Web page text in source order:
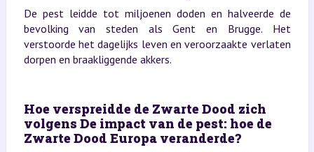
De pest leidde tot miljoenen doden en halveerde de
bevolking van steden als Gent en Brugge. Het
verstoorde het dagelijks leven en veroorzaakte verlaten
dorpen en braakliggende akkers.
Hoe verspreidde de Zwarte Dood zich
volgens De impact van de pest: hoe de
Zwarte Dood Europa veranderde?